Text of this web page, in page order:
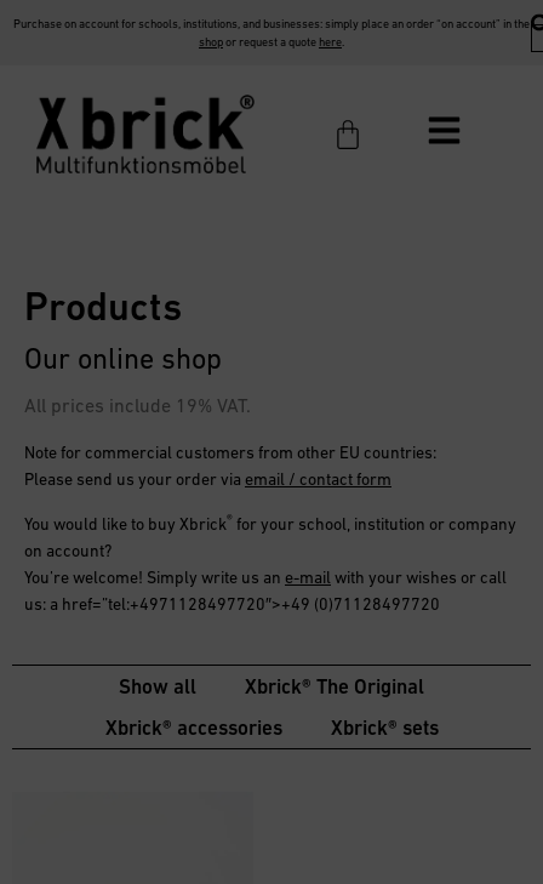
Purchase on account for schools, institutions, and businesses: simply place an order “on account” in the
shopor request a quote here
Note for commercial customers from other EU countries:
Please send us your order via email / contact form
You would like to buy Xbrick® for your school, institution or company
on account?
You’re welcome! Simply write us an e-mail with your wishes or call
us: a href=”tel:+4971128497720″>+49 (0)71128497720
Products
Our online shop
All prices include 19% VAT.
Show all
Xbrick® The Original
Xbrick® accessories
Xbrick® sets